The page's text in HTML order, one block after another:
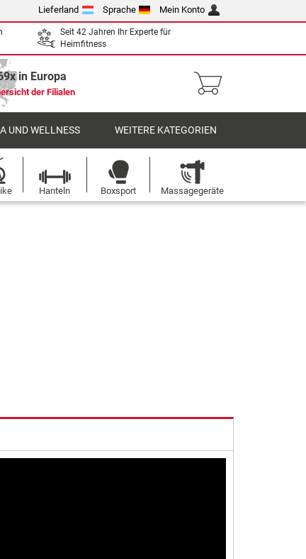
Lieferland Sprache Mein Konto
Seit 42 Jahren Ihr Experte für
Heimfitness
in Europa
der Filialen
UND WELLNESS WEITERE KATEGORIEN
Hanteln Boxsport Massagegeräte